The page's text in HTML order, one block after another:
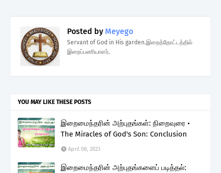
Posted by Meyego
Servant of God in His garden.இறைத்தோட்டத்தில்
இறைப்பணியாளர்.
YOU MAY LIKE THESE POSTS
இறைமைந்தரின் அற்புதங்கள்: நிறைவுரை •
The Miracles of God's Son: Conclusion
April 08, 2023
இறைமைந்தரின் அற்புதங்களைப் படித்தல்: